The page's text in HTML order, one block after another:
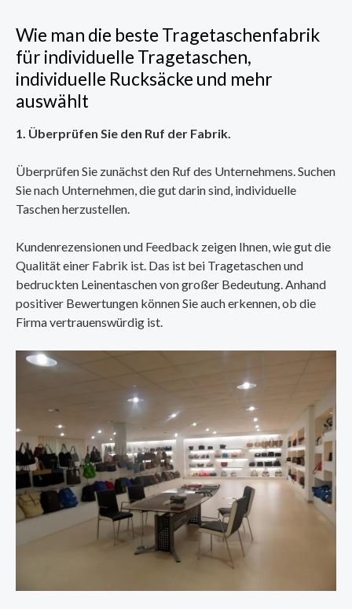
Wie man die beste Tragetaschenfabrik
für individuelle Tragetaschen,
individuelle Rucksäcke und mehr
auswählt
1. Überprüfen Sie den Ruf der Fabrik.
Überprüfen Sie zunächst den Ruf des Unternehmens. Suchen
Sie nach Unternehmen, die gut darin sind, individuelle
Taschen herzustellen.
Kundenrezensionen und Feedback zeigen Ihnen, wie gut die
Qualität einer Fabrik ist. Das ist bei Tragetaschen und
bedruckten Leinentaschen von großer Bedeutung. Anhand
positiver Bewertungen können Sie auch erkennen, ob die
Firma vertrauenswürdig ist.